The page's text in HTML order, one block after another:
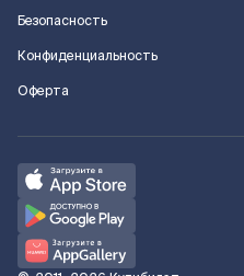
Безопасность
Конфиденциальность
Оферта